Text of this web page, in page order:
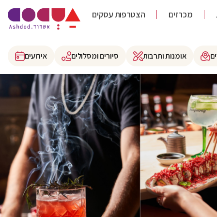
הצטרפות עסקים מכרזים
אירועים סיורים ומסלולים אומנות ותרבות